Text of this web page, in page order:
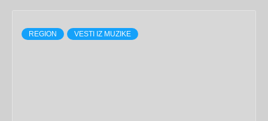
REGION VESTI IZ MUZIKE